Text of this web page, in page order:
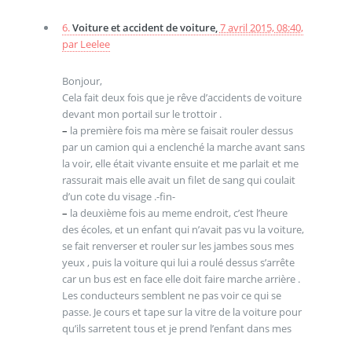
6.Voiture et accident de voiture, 7 avril 2015, 08:40,
par Leelee
Bonjour,
Cela fait deux fois que je rêve d’accidents de voiture
devant mon portail sur le trottoir .
– la première fois ma mère se faisait rouler dessus
par un camion qui a enclenché la marche avant sans
la voir, elle était vivante ensuite et me parlait et me
rassurait mais elle avait un filet de sang qui coulait
d’un cote du visage .-fin-
– la deuxième fois au meme endroit, c’est l’heure
des écoles, et un enfant qui n’avait pas vu la voiture,
se fait renverser et rouler sur les jambes sous mes
yeux , puis la voiture qui lui a roulé dessus s’arrête
car un bus est en face elle doit faire marche arrière .
Les conducteurs semblent ne pas voir ce qui se
passe. Je cours et tape sur la vitre de la voiture pour
qu’ils sarretent tous et je prend l’enfant dans mes